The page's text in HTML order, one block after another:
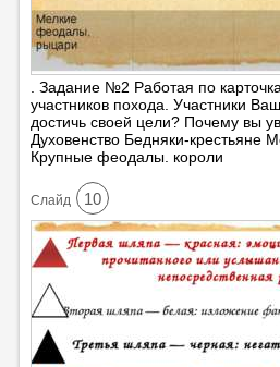
. Задание №2 Работая по
участников похода. Участники
достичь своей цели? Почему вы
Духовенство Бедняки-
Крупные феодалы. короли
Cлайд 10